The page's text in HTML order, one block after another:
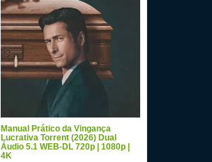
Manual Prático da Vingança
Lucrativa Torrent (2026) Dual
Áudio 5.1 WEB-DL 720p | 1080p |
4K